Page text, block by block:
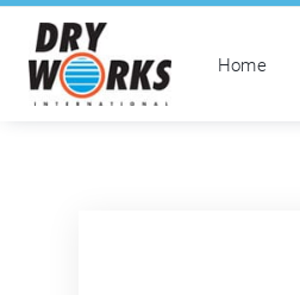
Home